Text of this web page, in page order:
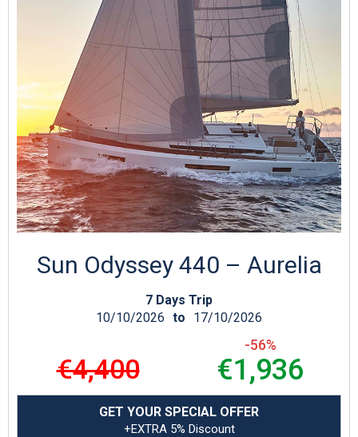
Sun Odyssey 440 – Aurelia
7 Days Trip
10/10/2026 to 17/10/2026
€4,400
-56%
€1,936
GET YOUR SPECIAL OFFER
+EXTRA 5% Discount